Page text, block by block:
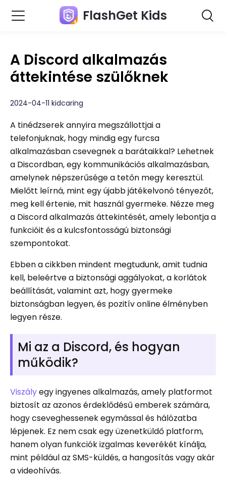
FlashGet Kids
A Discord alkalmazás
áttekintése szülőknek
2024-04-11 kidcaring
A tinédzserek annyira megszállottjai a
telefonjuknak, hogy mindig egy furcsa
alkalmazásban csevegnek a barátaikkal? Lehetnek
a Discordban, egy kommunikációs alkalmazásban,
amelynek népszerűsége a tetőn megy keresztül.
Mielőtt leírná, mint egy újabb játékelvonó tényezőt,
meg kell értenie, mit használ gyermeke. Nézze meg
a Discord alkalmazás áttekintését, amely lebontja a
funkcióit és a kulcsfontosságú biztonsági
szempontokat.
Ebben a cikkben mindent megtudunk, amit tudnia
kell, beleértve a biztonsági aggályokat, a korlátok
beállítását, valamint azt, hogy gyermeke
biztonságban legyen, és pozitív online élményben
legyen része.
Mi az a Discord, és hogyan
működik?
Viszályegy ingyenes alkalmazás, amely platformot
biztosít az azonos érdeklődésű emberek számára,
hogy cseveghessenek egymással és hálózatba
lépjenek. Ez nem csak egy üzenetküldő platform,
hanem olyan funkciók izgalmas keverékét kínálja,
mint például az SMS-küldés, a hangosítás vagy akár
a videohívás.